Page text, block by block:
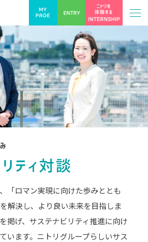
「ロマン実現に向けた歩みととも
解決し、より良い未来を目指しま
掲げ、サステナビリティ推進に向け
います。 ニトリグループらしいサス